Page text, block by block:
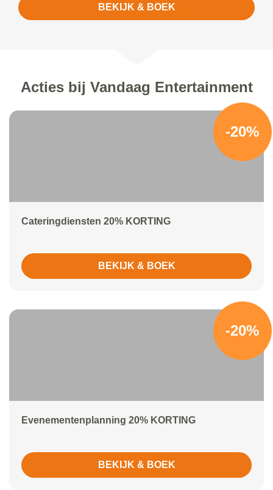
BEKIJK & BOEK
Acties bij Vandaag Entertainment
-20%
Cateringdiensten 20% KORTING
BEKIJK & BOEK
-20%
Evenementenplanning 20% KORTING
BEKIJK & BOEK